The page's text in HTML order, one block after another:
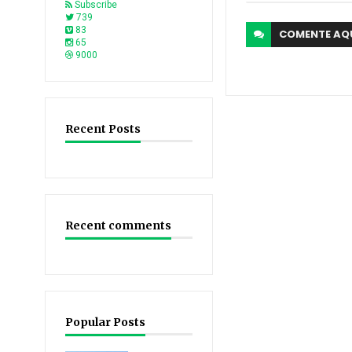
Subscribe
739
83
65
9000
Recent Posts
Recent comments
Popular Posts
COMENTE